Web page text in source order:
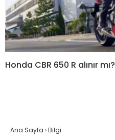
Honda CBR 650 R alınır mı?
Ana Sayfa ›Bilgi